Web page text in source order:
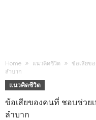
Home แนวคิดชีวิต
ข้อเสียข
ลำบาก
แนวคิดชีวิต
ข้อเสียของคนที่ ชอบช่วย
ลำบาก